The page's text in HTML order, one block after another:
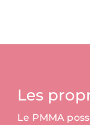
Les
Le PMMA